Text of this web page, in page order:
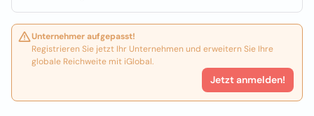
Unternehmer aufgepasst!
Registrieren Sie jetzt Ihr Unternehmen und erweitern Sie Ihre
globale Reichweite mit iGlobal.
Jetzt anmelden!